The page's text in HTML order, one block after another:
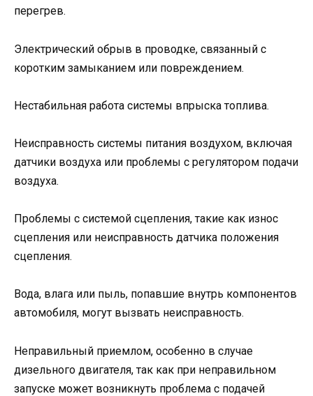
перегрев.
Электрический обрыв в проводке, связанный с
коротким замыканием или повреждением.
Нестабильная работа системы впрыска топлива.
Неисправность системы питания воздухом, включая
датчики воздуха или проблемы с регулятором подачи
воздуха.
Проблемы с системой сцепления, такие как износ
сцепления или неисправность датчика положения
сцепления.
Вода, влага или пыль, попавшие внутрь компонентов
автомобиля, могут вызвать неисправность.
Неправильный приемлом, особенно в случае
дизельного двигателя, так как при неправильном
запуске может возникнуть проблема с подачей